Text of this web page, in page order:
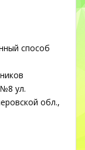
способ
ул.
обл.,